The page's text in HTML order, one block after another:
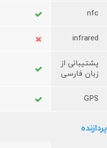
nfc
infrared
پشتیبانی از
زبان فارسی
GPS
پردازنده